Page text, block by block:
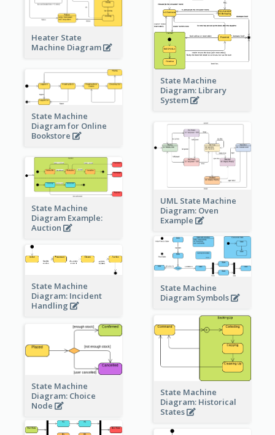
Heater State
Machine Diagram
State Machine
Diagram: Library
System
State Machine
Diagram for Online
Bookstore
UML State Machine
Diagram: Oven
Example
State Machine
Diagram Example:
Auction
State Machine
Diagram Symbols
State Machine
Diagram: Incident
Handling
State Machine
Diagram: Historical
States
State Machine
Diagram: Choice
Node